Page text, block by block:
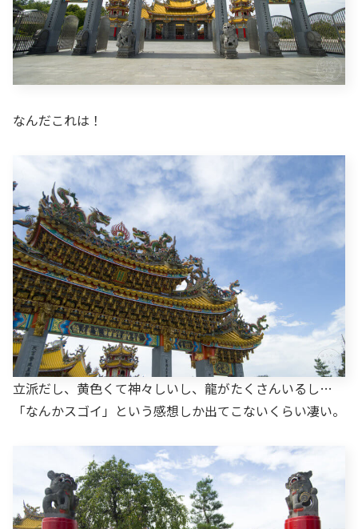
なんだこれは！
立派だし、黄色くて神々しいし、龍がたくさんいるし…
「なんかスゴイ」という感想しか出てこないくらい凄い。